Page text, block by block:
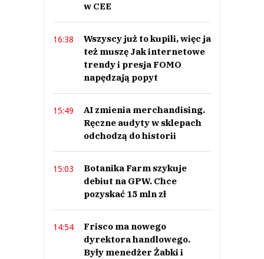
w CEE
16:38
Wszyscy już to kupili, więc ja
też muszę Jak internetowe
trendy i presja FOMO
napędzają popyt
15:49
AI zmienia merchandising.
Ręczne audyty w sklepach
odchodzą do historii
15:03
Botanika Farm szykuje
debiut na GPW. Chce
pozyskać 15 mln zł
14:54
Frisco ma nowego
dyrektora handlowego.
Były menedżer Żabki i